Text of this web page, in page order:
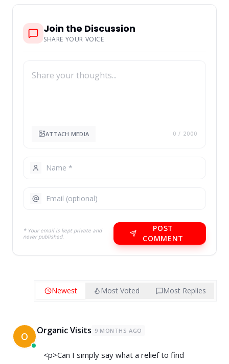
Join the Discussion
SHARE YOUR VOICE
ATTACH MEDIA 0 / 2000
* Your email is kept private and
never published.
POST
COMMENT
Newest Most Voted Most Replies
O Organic Visits 9 MONTHS AGO
<p>Can I simply say what a relief to find